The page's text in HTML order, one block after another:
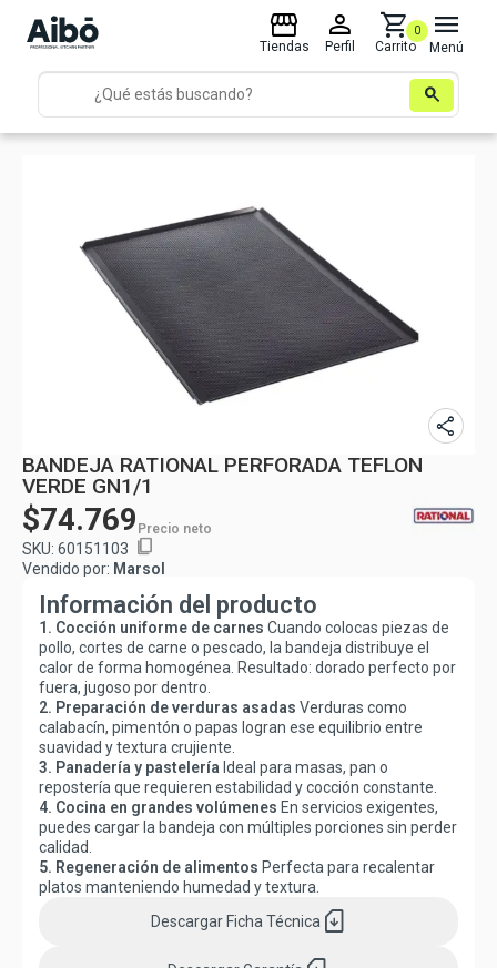
search
storefront
Tiendas
person
Perfil
shopping_cart
Carrito
0 menu
Menú
share
BANDEJA RATIONAL PERFORADA TEFLON
VERDE GN1/1
$74.769 Precio neto
SKU: 60151103 content_copy
Vendido por: Marsol
Información del producto
1. Cocción uniforme de carnes Cuando colocas piezas de
pollo, cortes de carne o pescado, la bandeja distribuye el
calor de forma homogénea. Resultado: dorado perfecto por
fuera, jugoso por dentro.
2. Preparación de verduras asadas Verduras como
calabacín, pimentón o papas logran ese equilibrio entre
suavidad y textura crujiente.
3. Panadería y pastelería Ideal para masas, pan o
repostería que requieren estabilidad y cocción constante.
4. Cocina en grandes volúmenes En servicios exigentes,
puedes cargar la bandeja con múltiples porciones sin perder
calidad.
5. Regeneración de alimentos Perfecta para recalentar
platos manteniendo humedad y textura.
Descargar Ficha Técnicasim_card_download